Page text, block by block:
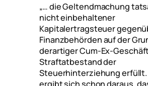
„… die Geltendmachung
nicht einbehaltener
Kapitalertragsteuer
Finanzbehörden auf der
derartiger Cum-Ex-
Straftatbestand der
Steuerhinterziehung erfüllt.